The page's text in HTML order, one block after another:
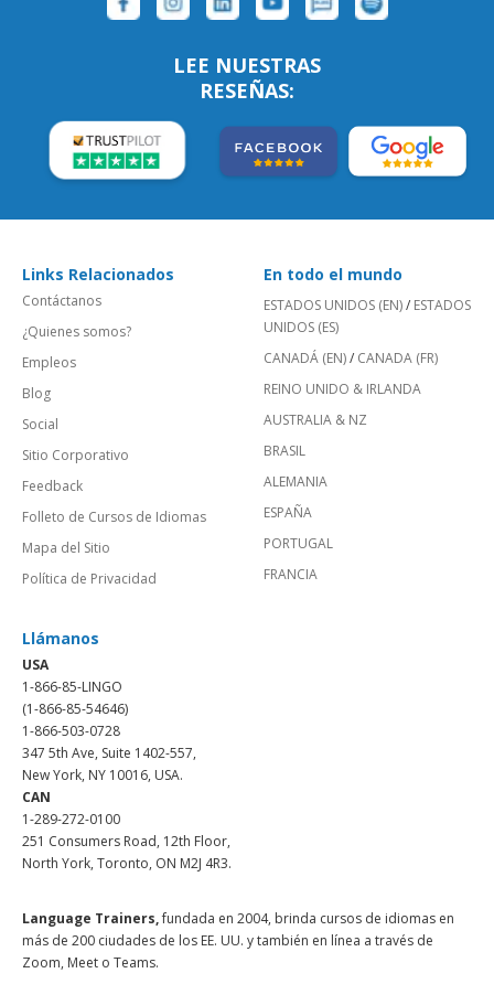
LEE NUESTRAS
RESEÑAS:
Links Relacionados
Contáctanos
¿Quienes somos?
Empleos
Blog
Social
Sitio Corporativo
Feedback
Folleto de Cursos de Idiomas
Mapa del Sitio
Política de Privacidad
En todo el mundo
ESTADOS UNIDOS (EN)/ ESTADOS
UNIDOS (ES)
CANADÁ (EN)/ CANADA (FR)
REINO UNIDO & IRLANDA
AUSTRALIA & NZ
BRASIL
ALEMANIA
ESPAÑA
PORTUGAL
FRANCIA
Llámanos
USA
1-866-85-LINGO
(1-866-85-54646)
1-866-503-0728
347 5th Ave, Suite 1402-557,
New York, NY 10016, USA.
CAN
1-289-272-0100
251 Consumers Road, 12th Floor,
North York, Toronto, ON M2J 4R3.
Language Trainers,fundada en 2004, brinda cursos de idiomas en
más de 200 ciudades de los EE. UU. y también en línea a través de
Zoom, Meet o Teams.